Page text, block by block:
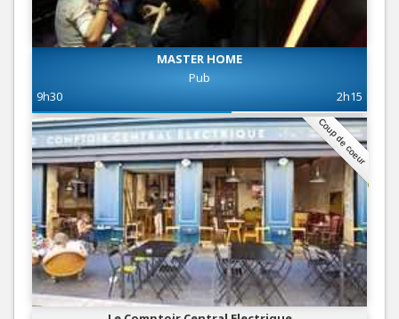
MASTER HOME
Pub
9h30
2h15
Coup de coeur